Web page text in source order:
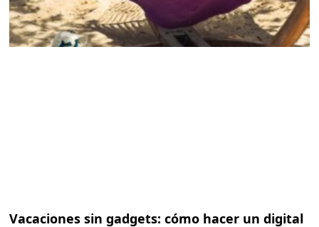
Vacaciones sin gadgets: cómo hacer un digital